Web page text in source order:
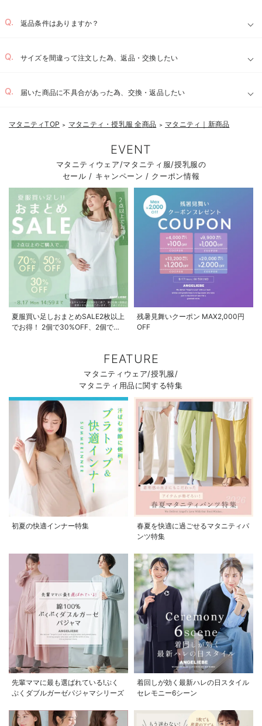
返品条件はありますか？
サイズを間違って注文した為、返品・交換したい
届いた商品に不具合があった為、交換・返品したい
マタニティTOP ＞ マタニティ・授乳服 全商品 ＞ マタニティ｜新商品
EVENT
マタニティウェア/マタニティ服/授乳服の
セール / キャンペーン / クーポン情報
夏服買い足しおまとめSALE2枚以上
でお得！ 2個で30%OFF、2個で
残暑見舞いクーポン MAX2,000円
OFF
FEATURE
マタニティウェア/授乳服/
マタニティ用品に関する特集
初夏の快適インナー特集
春夏を快適に過ごせるマタニティパ
ンツ特集
先輩ママに最も選ばれている!ぷく
ぷくダブルガーゼパジャマシリーズ
着回しが効く最新ハレの日スタイル
セレモニー6シーン